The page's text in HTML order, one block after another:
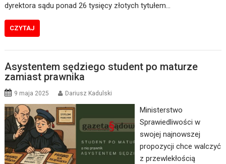
dyrektora sądu ponad 26 tysięcy złotych tytułem…
CZYTAJ
Asystentem sędziego student po maturze
zamiast prawnika
9 maja 2025 Dariusz Kadulski
Ministerstwo
Sprawiedliwości w
swojej najnowszej
propozycji chce walczyć
z przewlekłością